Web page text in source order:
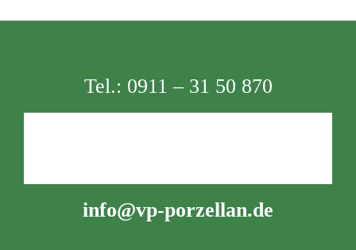
Tel.: 0911 – 31 50 870
info@vp-porzellan.de